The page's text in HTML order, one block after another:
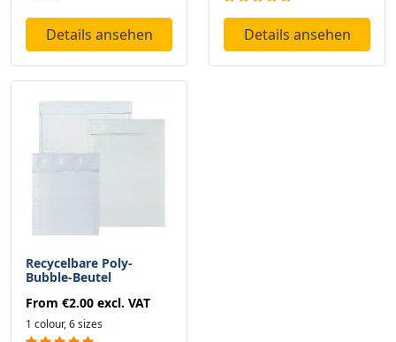
Details ansehen Details ansehen
Recycelbare Poly-
Bubble-Beutel
From €2.00 excl. VAT
1 colour, 6 sizes